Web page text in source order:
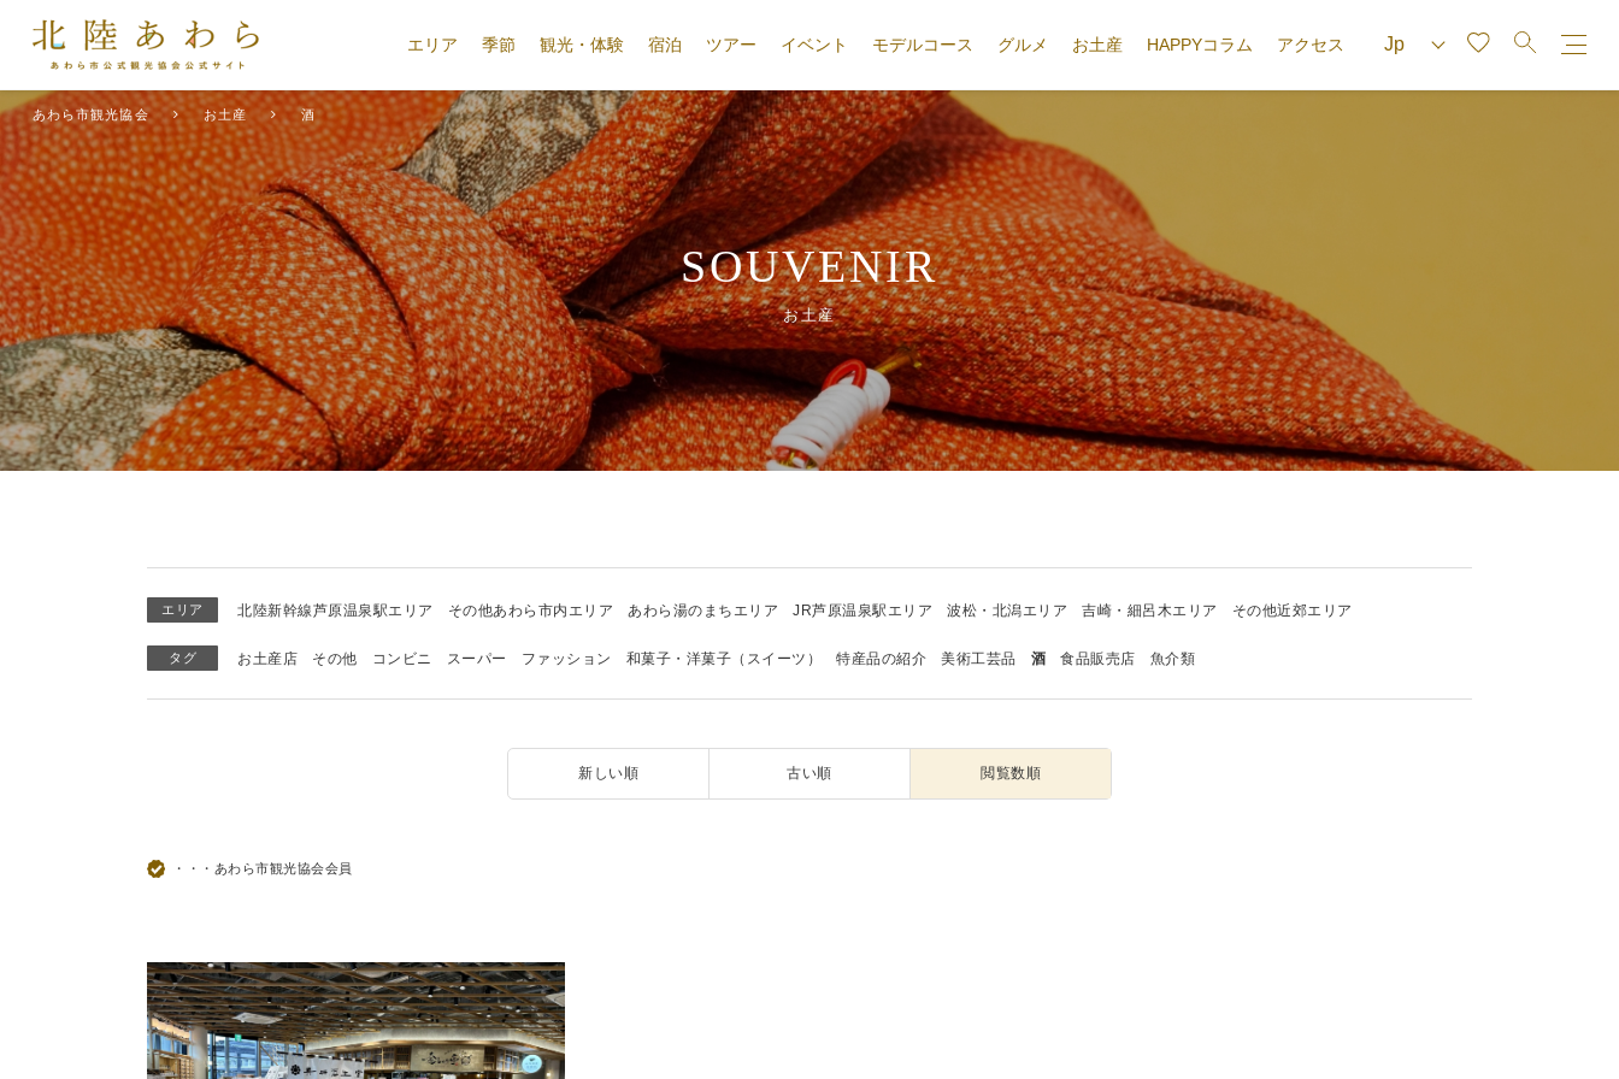
エリア 季節 観光・体験 宿泊 ツアー イベント モデルコース グルメ お土産 HAPPYコラム アクセス
あわら市観光協会 お土産 酒
SOUVENIR
お土産
エリア 北陸新幹線芦原温泉駅エリア その他あわら市内エリア あわら湯のまちエリア JR芦原温泉駅エリア 波松・北潟エリア 吉崎・細呂木エリア その他近郊エリア
タグ お土産店 その他 コンビニ スーパー ファッション 和菓子・洋菓子（スイーツ） 特産品の紹介 美術工芸品 酒 食品販売店 魚介類
新しい順 古い順 閲覧数順
・・・あわら市観光協会会員